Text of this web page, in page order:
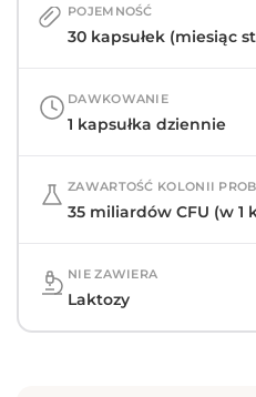
POJEMNOŚĆ
30 kapsułek (miesiąc
DAWKOWANIE
1 kapsułka dziennie
ZAWARTOŚĆ KOLONII
35 miliardów CFU (w 1
NIE ZAWIERA
Laktozy